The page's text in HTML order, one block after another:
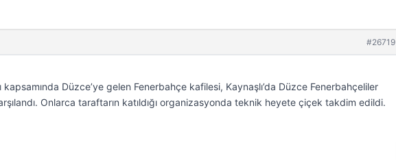
#26719
kapsamında Düzce’ye gelen Fenerbahçe kafilesi, Kaynaşlı’da Düzce Fenerbahçeliler
Onlarca taraftarın katıldığı organizasyonda teknik heyete çiçek takdim edildi.